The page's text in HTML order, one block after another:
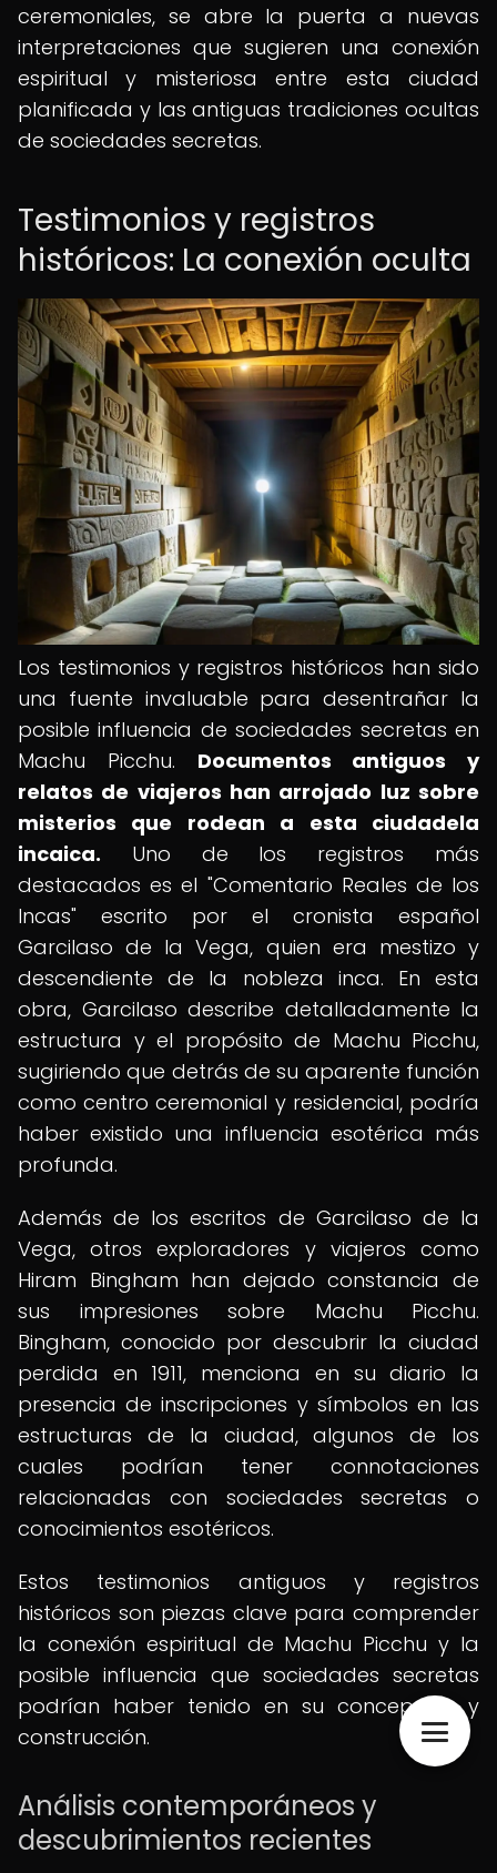
ceremoniales, se abre la puerta a nuevas
interpretaciones que sugieren una conexión
espiritual y misteriosa entre esta ciudad
planificada y las antiguas tradiciones ocultas
de sociedades secretas.
Testimonios y registros
históricos: La conexión oculta
Los testimonios y registros históricos han sido
una fuente invaluable para desentrañar la
posible influencia de sociedades secretas en
Machu Picchu. Documentos antiguos y
relatos de viajeros han arrojado luz sobre
misterios que rodean a esta ciudadela
incaica. Uno de los registros más
destacados es el "Comentario Reales de los
Incas" escrito por el cronista español
Garcilaso de la Vega, quien era mestizo y
descendiente de la nobleza inca. En esta
obra, Garcilaso describe detalladamente la
estructura y el propósito de Machu Picchu,
sugiriendo que detrás de su aparente función
como centro ceremonial y residencial, podría
haber existido una influencia esotérica más
profunda.
Además de los escritos de Garcilaso de la
Vega, otros exploradores y viajeros como
Hiram Bingham han dejado constancia de
sus impresiones sobre Machu Picchu.
Bingham, conocido por descubrir la ciudad
perdida en 1911, menciona en su diario la
presencia de inscripciones y símbolos en las
estructuras de la ciudad, algunos de los
cuales podrían tener connotaciones
relacionadas con sociedades secretas o
conocimientos esotéricos.
Estos testimonios antiguos y registros
históricos son piezas clave para comprender
la conexión espiritual de Machu Picchu y la
posible influencia que sociedades secretas
podrían haber tenido en su concepción y
construcción.
Análisis contemporáneos y
descubrimientos recientes